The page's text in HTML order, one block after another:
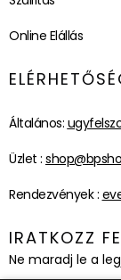
Online Elállás
Általános:
Üzlet :
Rendezvények :
IRATKOZZ
Ne maradj le a